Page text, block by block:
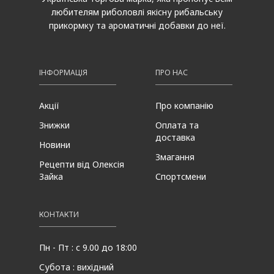
любителям риболовлі якісну рибальську
прикормку та ароматичні добавки до неї.
ІНФОРМАЦІЯ
Акції
Знижки
Новини
Рецепти від Олексія
Зайка
ПРО НАС
Про компанію
Оплата та
доставка
Змагання
Спортсмени
КОНТАКТИ
Пн - Пт : с 9.00 до 18:00
Субота : вихідний